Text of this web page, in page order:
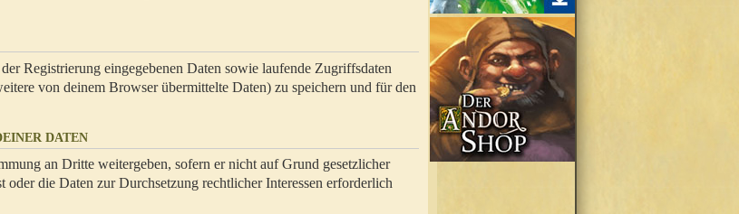
Registrierung eingegebenen Daten sowie laufende Zugriffsdaten
von deinem Browser übermittelte Daten) zu speichern und für den
DATEN
an Dritte weitergeben, sofern er nicht auf Grund gesetzlicher
die Daten zur Durchsetzung rechtlicher Interessen erforderlich